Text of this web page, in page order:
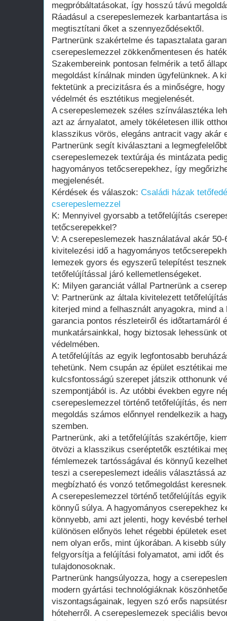
megpróbáltatásokat, így hosszú távú
Ráadásul a cserepeslemezek karbantartása
megtisztítani őket a szennyeződésektől.
Partnerünk szakértelme és tapasztalata
cserepeslemezzel zökkenőmentesen és
Szakembereink pontosan felmérik a tető
megoldást kínálnak minden ügyfelünknek. A
fektetünk a precizitásra és a minőségre,
védelmét és esztétikus megjelenését.
A cserepeslemezek széles színválasztéka
azt az árnyalatot, amely tökéletesen illik
klasszikus vörös, elegáns antracit vagy akár
Partnerünk segít kiválasztani a
cserepeslemezek textúrája és mintázata
hagyományos tetőcserepekhez, így
megjelenését.
Kérdések és válaszok: Családi házak
cserepeslemezzel
K: Mennyivel gyorsabb a tetőfelújítás
tetőcserepekkel?
V: A cserepeslemezek használatával akár
kivitelezési idő a hagyományos
lemezek gyors és egyszerű telepítést
tetőfelújítással járó kellemetlenségeket.
K: Milyen garanciát vállal Partnerünk a
V: Partnerünk az általa kivitelezett
kiterjed mind a felhasznált anyagokra, mind
garancia pontos részleteiről és időtartamáról
munkatársainkkal, hogy biztosak lehessünk
védelmében.
A tetőfelújítás az egyik legfontosabb
tehetünk. Nem csupán az épület esztétikai
kulcsfontosságú szerepet játszik otthonunk
szempontjából is. Az utóbbi években egyre
cserepeslemezzel történő tetőfelújítás, és
megoldás számos előnnyel rendelkezik a
szemben.
Partnerünk, aki a tetőfelújítás szakértője,
ötvözi a klasszikus cseréptetők esztétikai
fémlemezek tartósságával és könnyű
teszi a cserepeslemezt ideális választássá
megbízható és vonzó tetőmegoldást
A cserepeslemezzel történő tetőfelújítás
könnyű súlya. A hagyományos cserepekhez
könnyebb, ami azt jelenti, hogy kevésbé
különösen előnyös lehet régebbi épületek
nem olyan erős, mint újkorában. A kisebb
felgyorsítja a felújítási folyamatot, ami időt és
tulajdonosoknak.
Partnerünk hangsúlyozza, hogy a
modern gyártási technológiáknak
viszontagságainak, legyen szó erős
hóteherről. A cserepeslemezek speciális